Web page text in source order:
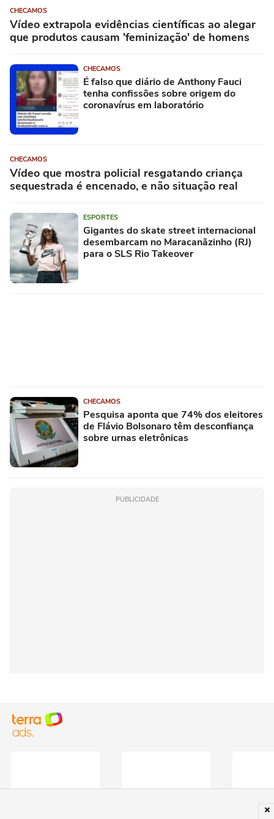
CHECAMOS
Vídeo extrapola evidências científicas ao alegar
que produtos causam 'feminização' de homens
CHECAMOS
É falso que diário de Anthony Fauci
tenha confissões sobre origem do
coronavírus em laboratório
CHECAMOS
Vídeo que mostra policial resgatando criança
sequestrada é encenado, e não situação real
ESPORTES
Gigantes do skate street internacional
desembarcam no Maracanãzinho (RJ)
para o SLS Rio Takeover
CHECAMOS
Pesquisa aponta que 74% dos eleitores
de Flávio Bolsonaro têm desconfiança
sobre urnas eletrônicas
PUBLICIDADE